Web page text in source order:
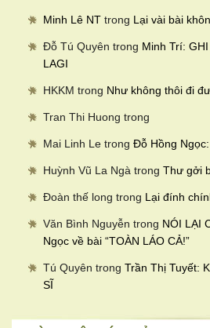
Minh Lê NT trong Lại vài bài
Đỗ Tú Quyên trong Minh Trí:
LAGI
HKKM trong Như không thôi đi
Tran Thi Huong trong
Mai Linh Le trong Đỗ Hồng
Huỳnh Vũ La Ngà trong Thư gởi
Đoàn thế long trong Lại đính
Văn Bình Nguyễn trong NÓI LẠI
Ngọc về bài “TOÀN LÁO CẢ!”
Tú Quyên trong Trần Thị Tuyết:
SĨ